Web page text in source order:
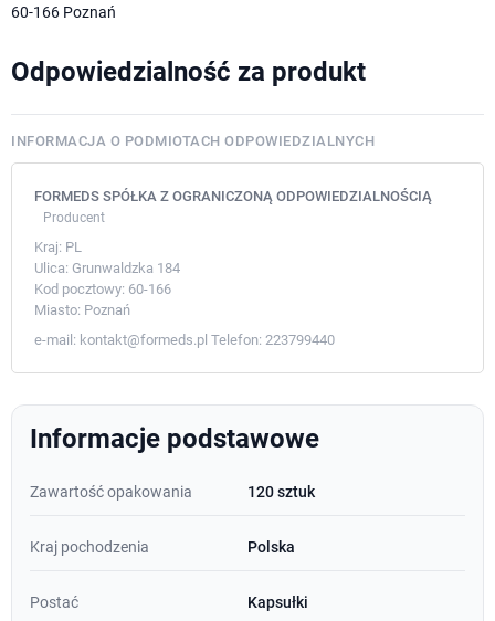
60-166 Poznań
Odpowiedzialność za produkt
INFORMACJA O PODMIOTACH ODPOWIEDZIALNYCH
FORMEDS SPÓŁKA Z OGRANICZONĄ ODPOWIEDZIALNOŚCIĄ
Producent
Kraj: PL
Ulica: Grunwaldzka 184
Kod pocztowy: 60-166
Miasto: Poznań
e-mail: kontakt@formeds.pl Telefon: 223799440
Informacje podstawowe
Zawartość opakowania 120 sztuk
Kraj pochodzenia Polska
Postać Kapsułki